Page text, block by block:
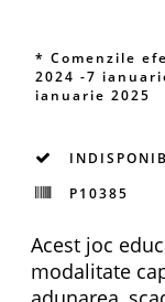
* Comenzile
2024 -7
ianuarie 2025
P10385
Acest joc
modalitate